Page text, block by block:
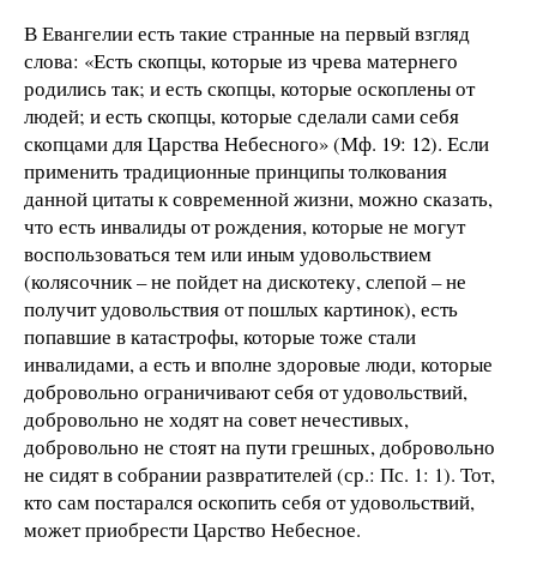
В Евангелии есть такие странные на первый взгляд
слова: «Есть скопцы, которые из чрева матернего
родились так; и есть скопцы, которые оскоплены от
людей; и есть скопцы, которые сделали сами себя
скопцами для Царства Небесного» (Мф. 19: 12). Если
применить традиционные принципы толкования
данной цитаты к современной жизни, можно сказать,
что есть инвалиды от рождения, которые не могут
воспользоваться тем или иным удовольствием
(колясочник – не пойдет на дискотеку, слепой – не
получит удовольствия от пошлых картинок), есть
попавшие в катастрофы, которые тоже стали
инвалидами, а есть и вполне здоровые люди, которые
добровольно ограничивают себя от удовольствий,
добровольно не ходят на совет нечестивых,
добровольно не стоят на пути грешных, добровольно
не сидят в собрании развратителей (ср.: Пс. 1: 1). Тот,
кто сам постарался оскопить себя от удовольствий,
может приобрести Царство Небесное.